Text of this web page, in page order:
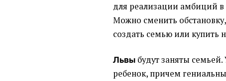
для реализации амбиций в
Можно сменить
создать семью или купить
Львы будут заняты
ребенок, причем